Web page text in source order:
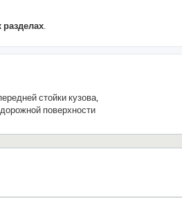
стойки кузова,
поверхности